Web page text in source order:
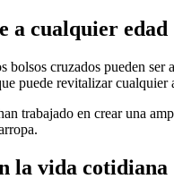
a cualquier edad
bolsos cruzados pueden
puede revitalizar cualquier
trabajado en crear una
la vida cotidiana